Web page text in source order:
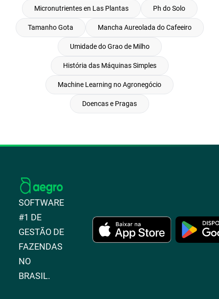
Micronutrientes en Las Plantas Ph do Solo
Tamanho Gota Mancha Aureolada do Cafeeiro
Umidade do Grao de Milho
História das Máquinas Simples
Machine Learning no Agronegócio
Doencas e Pragas
SOFTWARE
#1 DE
GESTÃO DE
FAZENDAS
NO
BRASIL.